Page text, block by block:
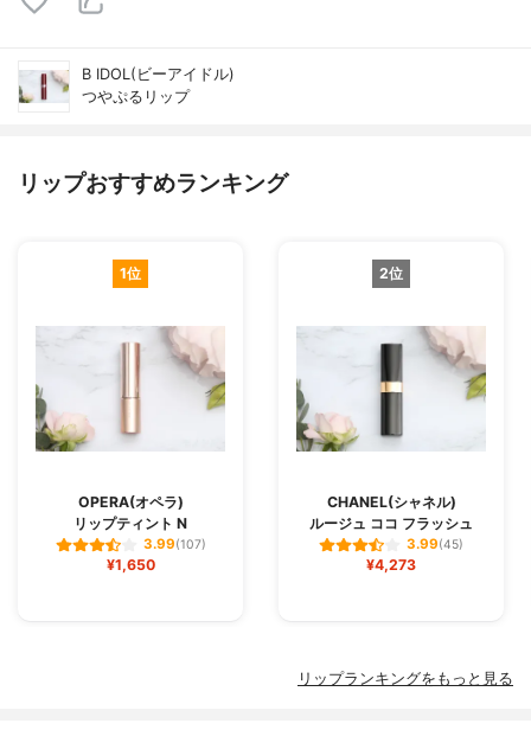
B IDOL(ビーアイドル)
つやぷるリップ
リップおすすめランキング
1位
OPERA(オペラ)
リップティント N
3.99(107)
¥1,650
2位
CHANEL(シャネル)
ルージュ ココ フラッシュ
3.99(45)
¥4,273
リップランキングをもっと見る